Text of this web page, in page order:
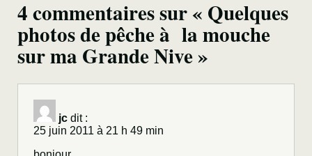
4 commentaires sur « Quelques
photos de pêche à la mouche
sur ma Grande Nive »
jc dit :
25 juin 2011 à 21 h 49 min